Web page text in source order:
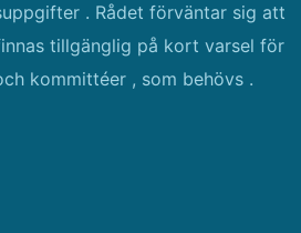
. Rådet förväntar sig att
tillgänglig på kort varsel för
kommittéer , som behövs .